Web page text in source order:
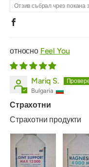
Отзив събрал чрез покана
Feel You
Mariq S.
Bulgaria
Страхотни
Страхотни продукти